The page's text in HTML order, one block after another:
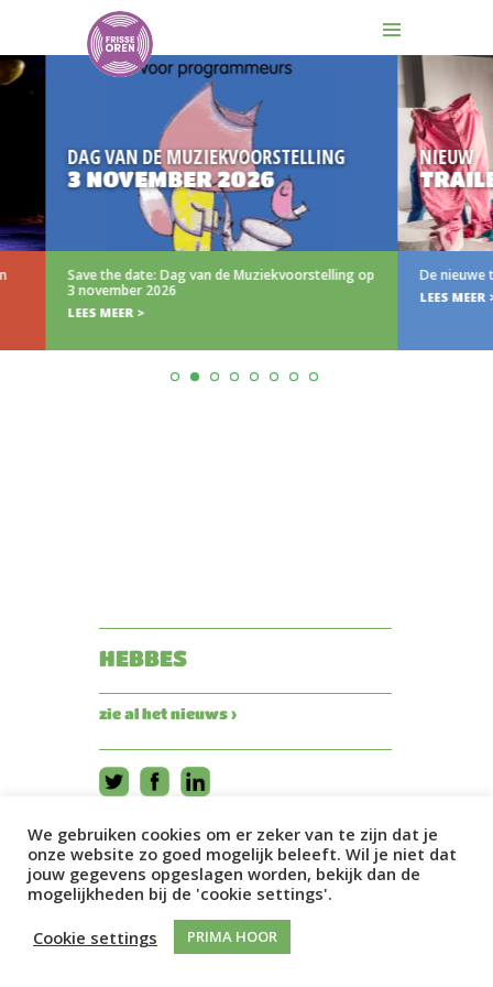
VAN DE MUZIEKVOORSTELLING
NOVEMBER 2026
the date: Dag van de Muziekvoorstelling op
november 2026
MEER >
TRAILER
De nieuwe trailer van
LEES MEER >
HEBBES
zie al het nieuws ›
We gebruiken cookies om er zeker van te zijn dat je
onze website zo goed mogelijk beleeft. Wil je niet dat
jouw gegevens opgeslagen worden, bekijk dan de
mogelijkheden bij de 'cookie settings'.
Cookie settings
PRIMA HOOR